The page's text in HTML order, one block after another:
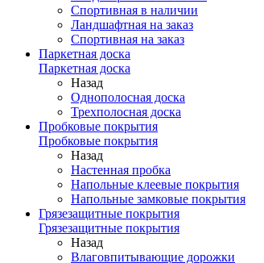
Спортивная в наличии
Ландшафтная на заказ
Спортивная на заказ
Паркетная доска
Паркетная доска
Назад
Однополосная доска
Трехполосная доска
Пробковые покрытия
Пробковые покрытия
Назад
Настенная пробка
Напольные клеевые покрытия
Напольные замковые покрытия
Грязезащитные покрытия
Грязезащитные покрытия
Назад
Влаговпитывающие дорожки